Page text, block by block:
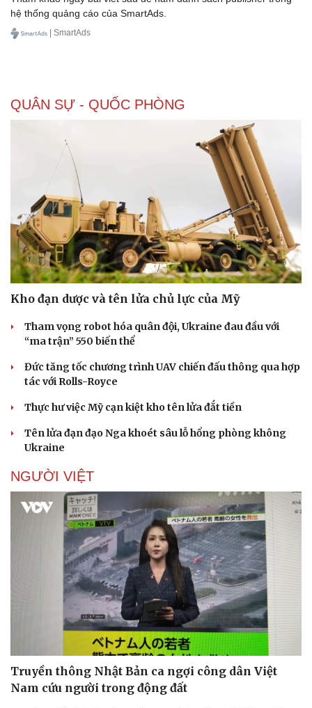
Pháp luật
Việt Nam
hệ thống quảng cáo của SmartAds.
| SmartAds
QUÂN SỰ - QUỐC PHÒNG
Kho đạn dược và tên lửa chủ lực của Mỹ
Tham vọng robot hóa quân đội, Ukraine đau đầu với
“ma trận” 550 biến thể
Đức tăng tốc chương trình UAV chiến đấu thông qua hợp
tác với Rolls-Royce
Thực hư việc Mỹ cạn kiệt kho tên lửa đắt tiền
Tên lửa đạn đạo Nga khoét sâu lỗ hổng phòng không
Ukraine
NGƯỜI VIỆT
Truyền thông Nhật Bản ca ngợi công dân Việt
Nam cứu người trong động đất